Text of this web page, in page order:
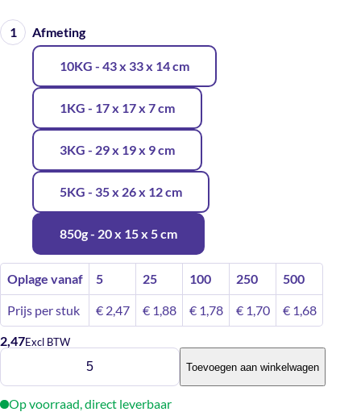
Afmeting
10KG - 43 x 33 x 14 cm
1KG - 17 x 17 x 7 cm
3KG - 29 x 19 x 9 cm
5KG - 35 x 26 x 12 cm
850g - 20 x 15 x 5 cm
Oplage vanaf 5 25 100 250 500
Prijs per stuk €2,47 €1,88 €1,78 €1,70 €1,68
2,47Excl BTW
Liefdesmandje
Toevoegen aan winkelwagen
Op voorraad, direct leverbaar